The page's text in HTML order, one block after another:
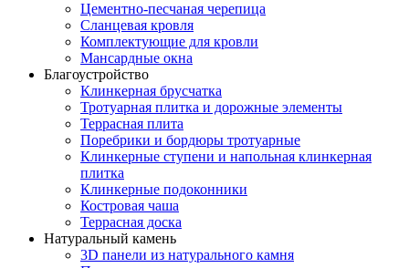
Цементно-песчаная черепица
Сланцевая кровля
Комплектующие для кровли
Мансардные окна
Благоустройство
Клинкерная брусчатка
Тротуарная плитка и дорожные элементы
Террасная плита
Поребрики и бордюры тротуарные
Клинкерные ступени и напольная клинкерная
плитка
Клинкерные подоконники
Костровая чаша
Террасная доска
Натуральный камень
3D панели из натурального камня